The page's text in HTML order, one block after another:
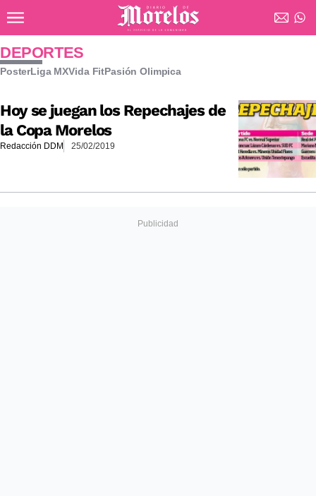
Diario de Morelos
DEPORTES
PosterLiga MXVida FitPasión Olimpica
Hoy se juegan los Repechajes de
la Copa Morelos
Redacción DDM 25/02/2019